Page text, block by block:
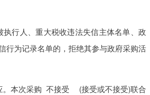
执行人、重大税收违法失信主体名单、政
行为记录名单的，拒绝其参与政府采购活
。本次采购 不接受 (接受或不接受)联合